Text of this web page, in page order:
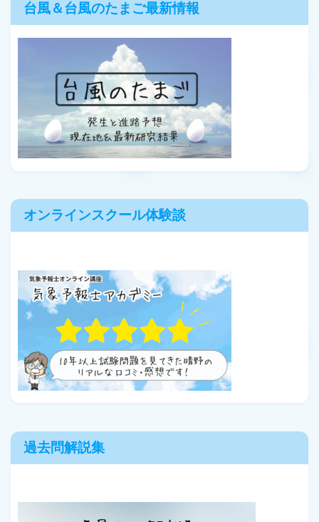
台風＆台風のたまご最新情報
オンラインスクール体験談
過去問解説集